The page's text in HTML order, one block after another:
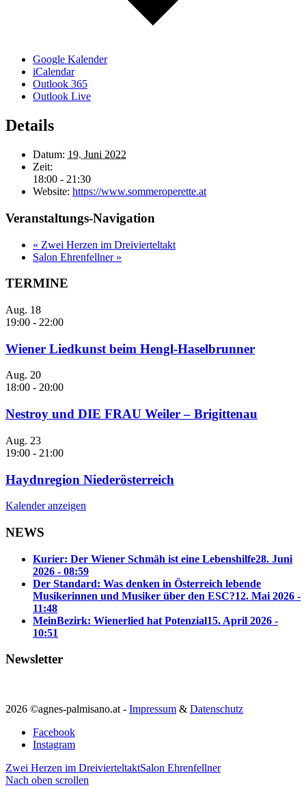
Google Kalender
iCalendar
Outlook 365
Outlook Live
Details
Datum: 19. Juni 2022
Zeit:
18:00 - 21:30
Website: https://www.sommeroperette.at
Veranstaltungs-Navigation
« Zwei Herzen im Dreivierteltakt
Salon Ehrenfellner »
TERMINE
Aug. 18
19:00 - 22:00
Wiener Liedkunst beim Hengl-Haselbrunner
Aug. 20
18:00 - 20:00
Nestroy und DIE FRAU Weiler – Brigittenau
Aug. 23
19:00 - 21:00
Haydnregion Niederösterreich
Kalender anzeigen
NEWS
Kurier: Der Wiener Schmäh ist eine Lebenshilfe28. Juni
2026 - 08:59
Der Standard: Was denken in Österreich lebende
Musikerinnen und Musiker über den ESC?12. Mai 2026 -
11:48
MeinBezirk: Wienerlied hat Potenzial15. April 2026 -
10:51
Newsletter
2026 ©agnes-palmisano.at - Impressum & Datenschutz
Facebook
Instagram
Zwei Herzen im DreivierteltaktSalon Ehrenfellner
Nach oben scrollen